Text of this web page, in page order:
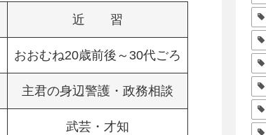
近 習
おおむね20歳前後～30代ごろ
主君の身辺警護・政務相談
武芸・才知